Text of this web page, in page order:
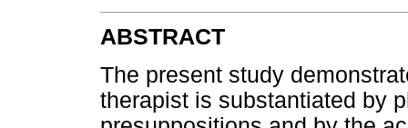
ABSTRACT
The present study
therapist is substantiated by